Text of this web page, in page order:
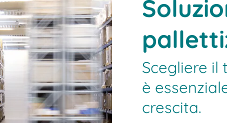
Scegliere
è
crescita.